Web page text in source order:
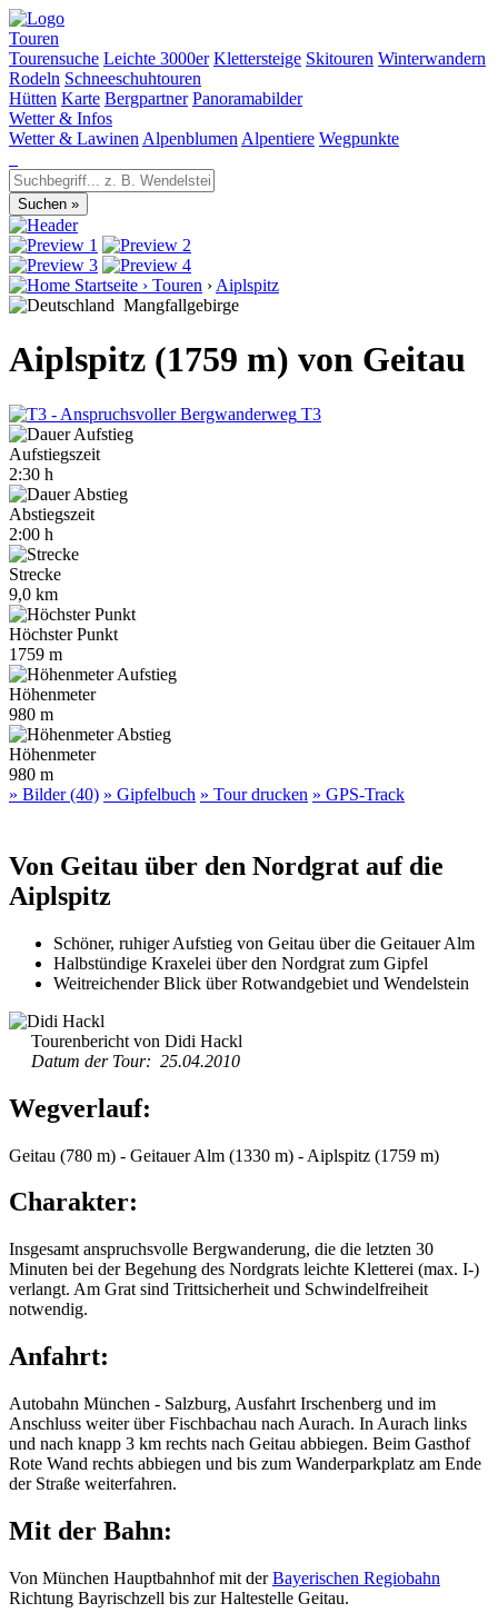
Touren
Tourensuche Leichte 3000er Klettersteige Skitouren Winterwandern
Rodeln Schneeschuhtouren
Hütten Karte Bergpartner Panoramabilder
Wetter & Infos
Wetter & Lawinen Alpenblumen Alpentiere Wegpunkte
Startseite › Touren › Aiplspitz
Mangfallgebirge
Aiplspitz (1759 m) von Geitau
T3
Aufstiegszeit
2:30 h
Abstiegszeit
2:00 h
Strecke
9,0 km
Höchster Punkt
1759 m
Höhenmeter
980 m
Höhenmeter
980 m
» Bilder (40) » Gipfelbuch » Tour drucken » GPS-Track
Von Geitau über den Nordgrat auf die
Aiplspitz
Schöner, ruhiger Aufstieg von Geitau über die Geitauer Alm
Halbstündige Kraxelei über den Nordgrat zum Gipfel
Weitreichender Blick über Rotwandgebiet und Wendelstein
Tourenbericht von Didi Hackl
Datum der Tour: 25.04.2010
Wegverlauf:
Geitau (780 m) - Geitauer Alm (1330 m) - Aiplspitz (1759 m)
Charakter:
Insgesamt anspruchsvolle Bergwanderung, die die letzten 30
Minuten bei der Begehung des Nordgrats leichte Kletterei (max. I-)
verlangt. Am Grat sind Trittsicherheit und Schwindelfreiheit
notwendig.
Anfahrt:
Autobahn München - Salzburg, Ausfahrt Irschenberg und im
Anschluss weiter über Fischbachau nach Aurach. In Aurach links
und nach knapp 3 km rechts nach Geitau abbiegen. Beim Gasthof
Rote Wand rechts abbiegen und bis zum Wanderparkplatz am Ende
der Straße weiterfahren.
Mit der Bahn:
Von München Hauptbahnhof mit derBayerischen Regiobahn
Richtung Bayrischzell bis zur Haltestelle Geitau.